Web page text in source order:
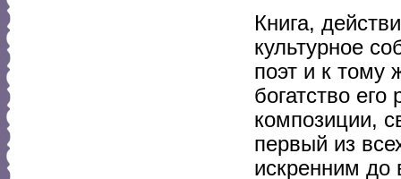
Книга,
культурное
поэт и к тому
богатство
композиции,
первый из
искренним до